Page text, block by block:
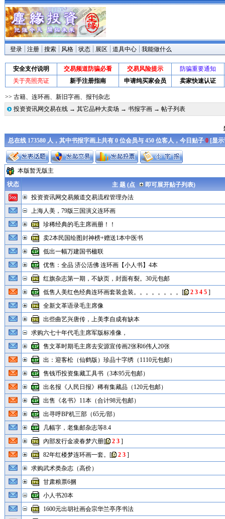
登录 注册 搜索 风格 状态 展区 道具中心 我能做什么
安全支付说明 交易频道防骗必看 交易风险提示
防骗重要通知
关于亮照亮证
新手注册指南 申请纯买家会员 卖家快速认证
>> 古籍、连环画、新旧字画、报刊杂志
投资资讯网交易在线→ 其它品种大卖场→ 书报字画→ 帖子列表
总在线 173580 人，其中书报字画上共有 0 位会员与 450 位客人，今日贴子0[显
本版暂无版主
状态
主 题 (点
即可展开贴子列表)
投资资讯网交易频道交易流程管理办法
上海人美，79版三国演义连环画
珍稀经典的毛主席画册！！
卖2本民国绘图封神榜+赠送1本中医书
低出一幅万建国书楹联
优售：全品 济公活佛 连环画【小人书】4本
红旗杂志第一期，不缺页，封面有裂。30元包邮
低售人美红色经典连环画套装盒装。。。。。。。。 [ 2 3 4 5]
全新文革语录毛主席像
出些曲艺兴唐传，上美李自成有缺本
求购六七十年代毛主席军版标准像，
售文革时期毛主席去安源宣传画2张和6伟人20张
出：迎客松（仙鹤版）珍品十字绣（1110元包邮）
售钱币投资集藏工具书（3本95元包邮）
出名报《人民日报》稀有集藏品（120元包邮）
出售《名书》11本（合计98元包邮）
出寻呼BP机三部（65元/部）
几幅字，老集邮杂志等8.4
內部发行金凌春梦六册[ 2 3]
82年红楼梦连环画一套。 [ 2 3]
求购武术类杂志（高价）
甘肃粮票6捆
小人书20本
1600元出胡社画会宗华兰亭序书法